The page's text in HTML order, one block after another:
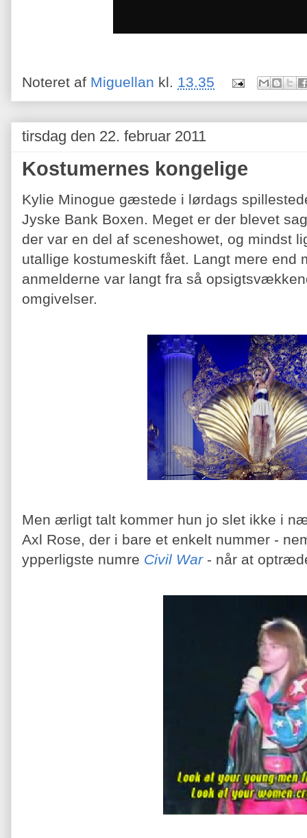
Noteret af Miguellan kl. 13.35
tirsdag den 22. februar 2011
Kostumernes kongelige
Kylie Minogue gæstede i lørdags
Jyske Bank Boxen. Meget er der blevet
der var en del af sceneshowet, og mindst
utallige kostumeskift fået. Langt mere end
anmelderne var langt fra så
omgivelser.
Men ærligt talt kommer hun jo slet ikke i
Axl Rose, der i bare et enkelt nummer -
ypperligste numre Civil War - når at